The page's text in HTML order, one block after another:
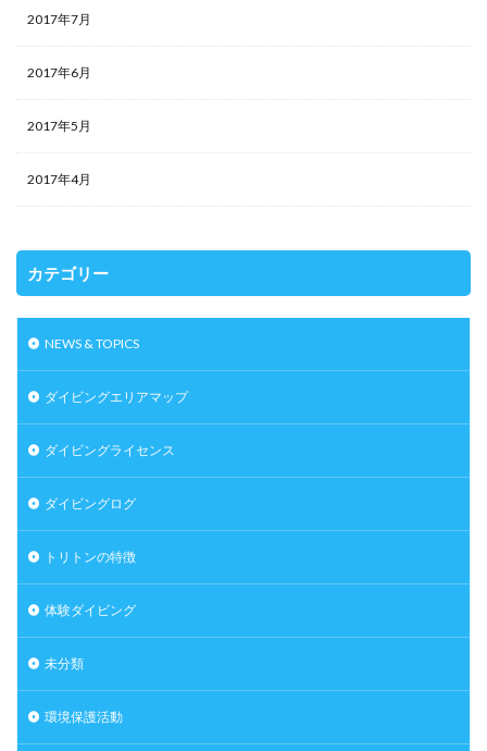
2017年7月
2017年6月
2017年5月
2017年4月
カテゴリー
NEWS & TOPICS
ダイビングエリアマップ
ダイビングライセンス
ダイビングログ
トリトンの特徴
体験ダイビング
未分類
環境保護活動